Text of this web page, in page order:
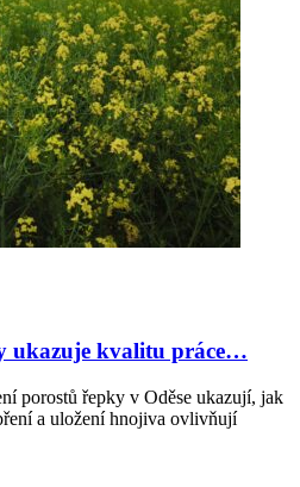
ukazuje kvalitu práce…
porostů řepky v Oděse ukazují, jak
a uložení hnojiva ovlivňují